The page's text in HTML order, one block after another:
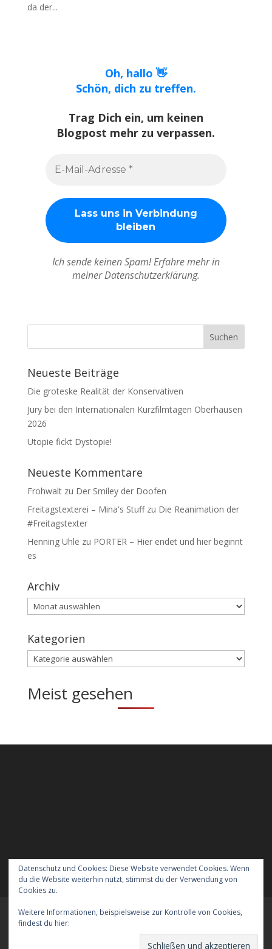
da der...
Oh, hallo 👋
Schön, dich zu treffen.
Trag Dich ein, um keinen
Blogpost mehr zu verpassen.
Ich sende keinen Spam! Erfahre mehr in
meiner Datenschutzerklärung.
Neueste Beiträge
Die groteske Realität der Konservativen
Jury bei den Internationalen Kurzfilmtagen Oberhausen
2026
Utopie fickt Dystopie!
Neueste Kommentare
Frohwaltzu Der Smiley der Doofen
Freitagstexterei – Mina's Stuffzu Die Reanimation der
#Freitagstexter
Henning Uhle zu PORTER – Hier endet und hier beginnt
es
Archiv
Archiv
Kategorien
Kategorien
Meist gesehen
Datenschutz und Cookies: Diese Website verwendet Cookies. Wenn
du die Website weiterhin nutzt, stimmst du der Verwendung von
Cookies zu.
Weitere Informationen, beispielsweise zur Kontrolle von Cookies,
findest du hier:
Meraner Höhenweg wandern mit Hund
Verreisen mit Hund nach England
Das Impressum